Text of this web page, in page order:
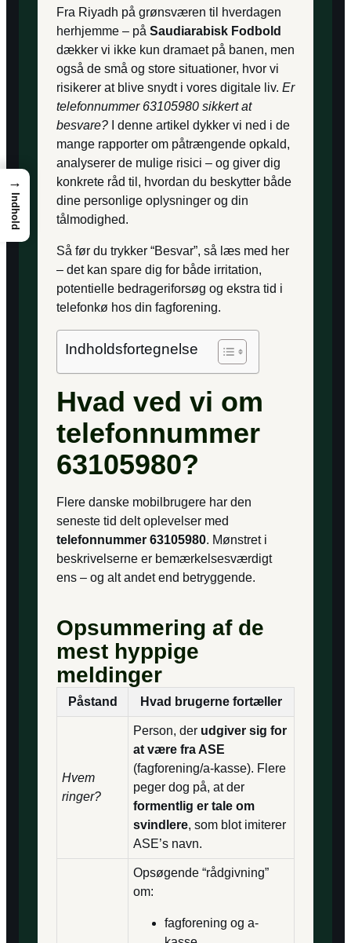
Fra Riyadh på grønsværen til hverdagen
herhjemme – på Saudiarabisk Fodbold
dækker vi ikke kun dramaet på banen, men
også de små og store situationer, hvor vi
risikerer at blive snydt i vores digitale liv. Er
telefonnummer 63105980 sikkert at
besvare? I denne artikel dykker vi ned i de
mange rapporter om påtrængende opkald,
analyserer de mulige risici – og giver dig
konkrete råd til, hvordan du beskytter både
dine personlige oplysninger og din
tålmodighed.
Så før du trykker “Besvar”, så læs med her
– det kan spare dig for både irritation,
potentielle bedrageriforsøg og ekstra tid i
telefonkø hos din fagforening.
Indholdsfortegnelse
Hvad ved vi om
telefonnummer
63105980?
Flere danske mobilbrugere har den
seneste tid delt oplevelser med
telefonnummer 63105980. Mønstret i
beskrivelserne er bemærkelsesværdigt
ens – og alt andet end betryggende.
Opsummering af de
mest hyppige
meldinger
Påstand Hvad brugerne fortæller
Hvem
ringer?
Person, der udgiver sig for
at være fra ASE
(fagforening/a-kasse). Flere
peger dog på, at der
formentlig er tale om
svindlere, som blot imiterer
ASE’s navn.
Opsøgende “rådgivning”
om:
fagforening og a-
→
Indhold